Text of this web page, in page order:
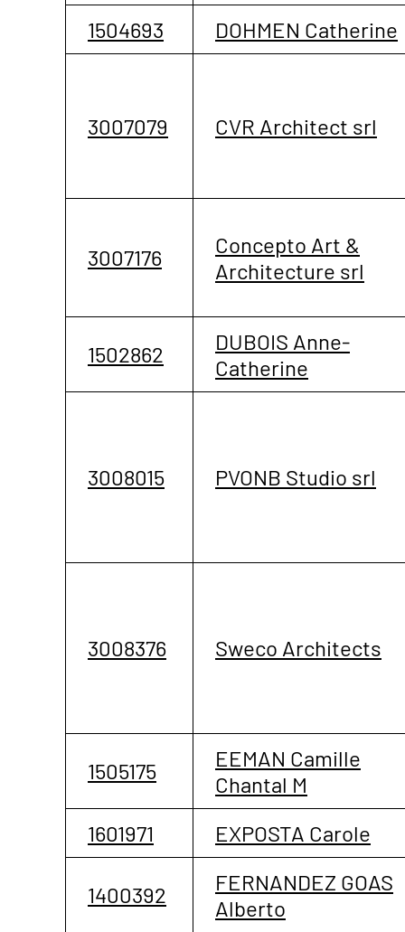
1504693
DOHMEN Catherine
3007079 CVR Architect srl
3007176
Concepto Art &
Architecture srl
1502862
DUBOIS Anne-
Catherine
3008015 PVONB Studio srl
3008376 Sweco Architects
1505175
EEMAN Camille
Chantal M
1601971
EXPOSTA Carole
1400392
FERNANDEZ GOAS
Alberto